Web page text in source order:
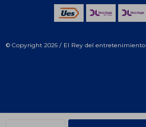
© Copyright 2026 / El Rey del entretenimiento